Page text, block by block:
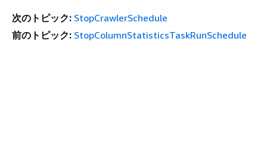
次のトピック: StopCrawlerSchedule
前のトピック: StopColumnStatisticsTaskRunSchedule